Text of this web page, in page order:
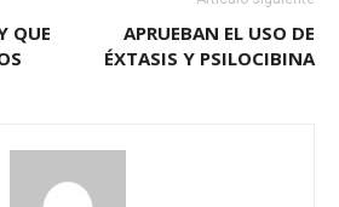
QUE
APRUEBAN EL USO DE
ÉXTASIS Y PSILOCIBINA